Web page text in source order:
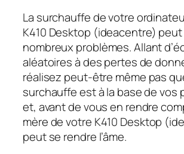
La surchauffe de votre
K410 Desktop (ideacentre)
nombreux problèmes. Allant
aléatoires à des pertes de
réalisez peut-être même pas
surchauffe est à la base de vos
et, avant de vous en rendre
mère de votre K410 Desktop
peut se rendre l’âme.